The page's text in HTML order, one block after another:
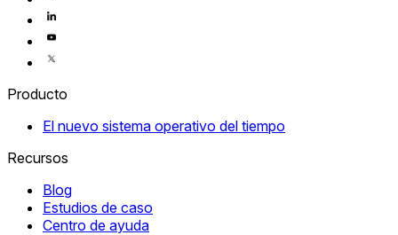
Producto
El nuevo sistema operativo del tiempo
Recursos
Blog
Estudios de caso
Centro de ayuda